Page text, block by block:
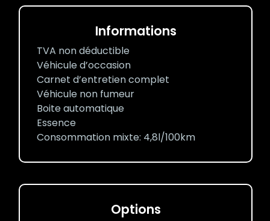
Informations
TVA non déductible
Véhicule d’occasion
Carnet d’entretien complet
Véhicule non fumeur
Boite automatique
Essence
Consommation mixte: 4,8l/100km
Options